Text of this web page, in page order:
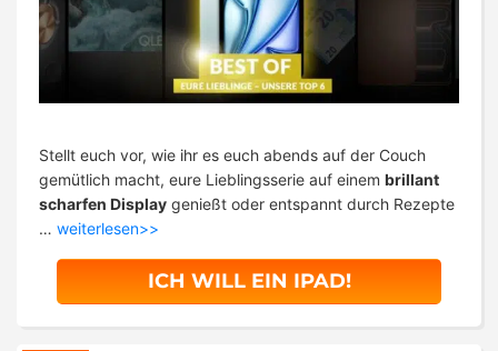
Stellt euch vor, wie ihr es euch abends auf der Couch
gemütlich macht, eure Lieblingsserie auf einem brillant
scharfen Display genießt oder entspannt durch Rezepte
… weiterlesen>>
ICH WILL EIN IPAD!